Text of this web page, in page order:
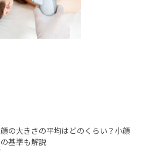
顔の大きさの平均はどのくらい？小顔
の基準も解説